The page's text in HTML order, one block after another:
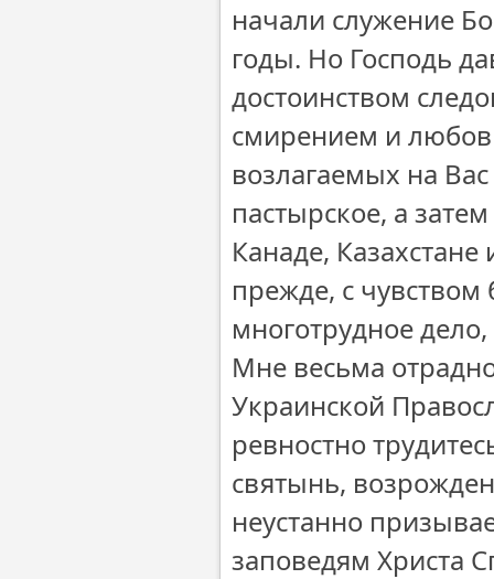
начали служение
годы. Но Господь
достоинством
смирением и
возлагаемых на
пастырское, а
Канаде,
прежде, с чувством
многотрудное
Мне весьма
Украинской
ревностно
святынь,
неустанно
заповедям Христа